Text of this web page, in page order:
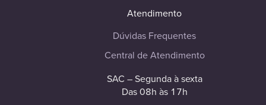
Atendimento
Dúvidas Frequentes
Central de Atendimento
SAC – Segunda à sexta
Das 08h às 17h